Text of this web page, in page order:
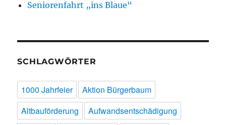
Seniorenfahrt „ins Blaue“
SCHLAGWÖRTER
1000 Jahrfeier
Aktion Bürgerbaum
Altbauförderung
Aufwandsentschädigung